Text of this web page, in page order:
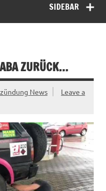
SIDEBAR
ZURÜCK…
News
Leave a